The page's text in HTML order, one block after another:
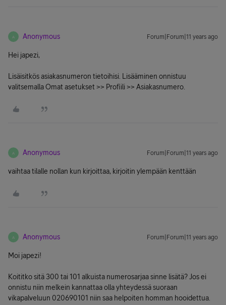
A Anonymous Forum|Forum|11 years ago
Hei japezi,
Lisäisitkös asiakasnumeron tietoihisi. Lisääminen onnistuu
valitsemalla Omat asetukset >> Profiili >> Asiakasnumero.
A Anonymous Forum|Forum|11 years ago
vaihtaa tilalle nollan kun kirjoittaa, kirjoitin ylempään kenttään
A Anonymous Forum|Forum|11 years ago
Moi japezi!
Koititko sitä 300 tai 101 alkuista numerosarjaa sinne lisätä? Jos ei
onnistu niin melkein kannattaa olla yhteydessä suoraan
vikapalveluun 020690101 niin saa helpoiten homman hooidettua.